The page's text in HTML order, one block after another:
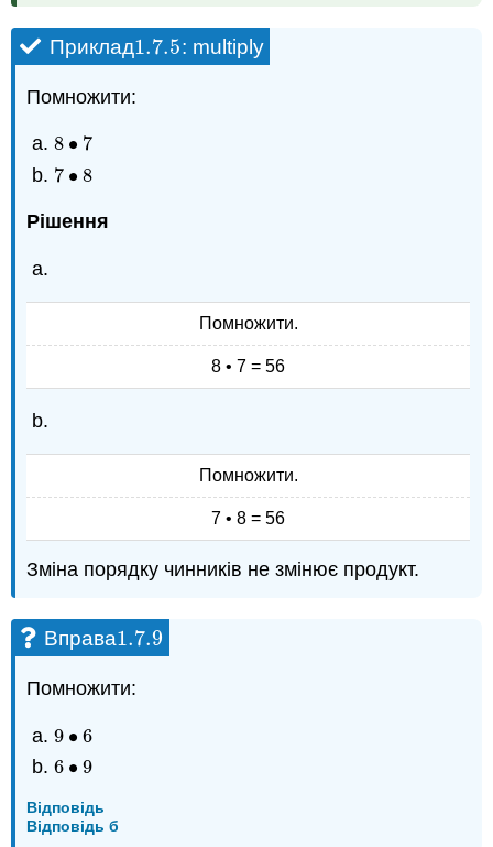
Приклад1.7.5
1.7.5: multiply
Помножити:
8 ∙ 7
8 •7
7 ∙ 8
7 •8
Рішення
Помножити.
8 • 7 = 56
Помножити.
7 • 8 = 56
Зміна порядку чинників не змінює продукт.
Вправа1.7.9
1.7.9
Помножити:
9 ∙ 6
9 •6
6 ∙ 9
6 •9
Відповідь
Відповідь б